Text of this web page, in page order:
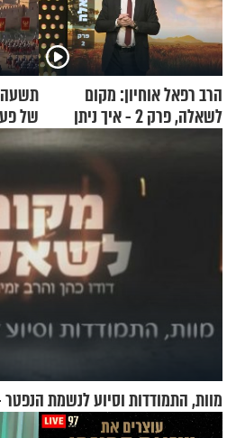
הרב רפאל אוחיון: מקום
לשאלה, פרק 2 - איך ניתן
להוכיח שהתורה משמיים?
תשעה
של
מוות, התמודדות וסיוע לנשמת